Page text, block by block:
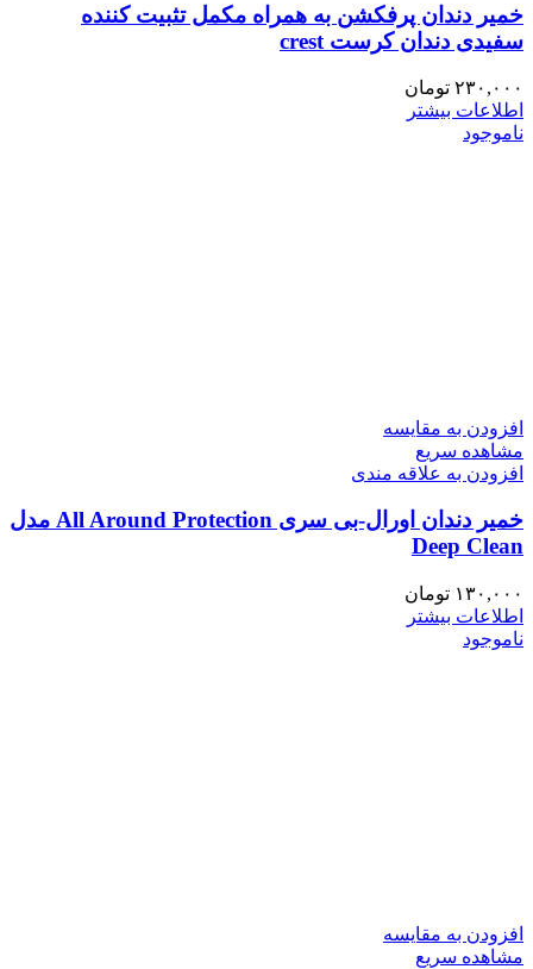
خمیر دندان پرفکشن به همراه مکمل تثبیت کننده
سفیدی دندان کرست crest
۲۳۰,۰۰۰ تومان
اطلاعات بیشتر
ناموجود
افزودن به مقایسه
مشاهده سریع
افزودن به علاقه مندی
خمیر دندان اورال-بی سری All Around Protection مدل
Deep Clean
۱۳۰,۰۰۰ تومان
اطلاعات بیشتر
ناموجود
افزودن به مقایسه
مشاهده سریع